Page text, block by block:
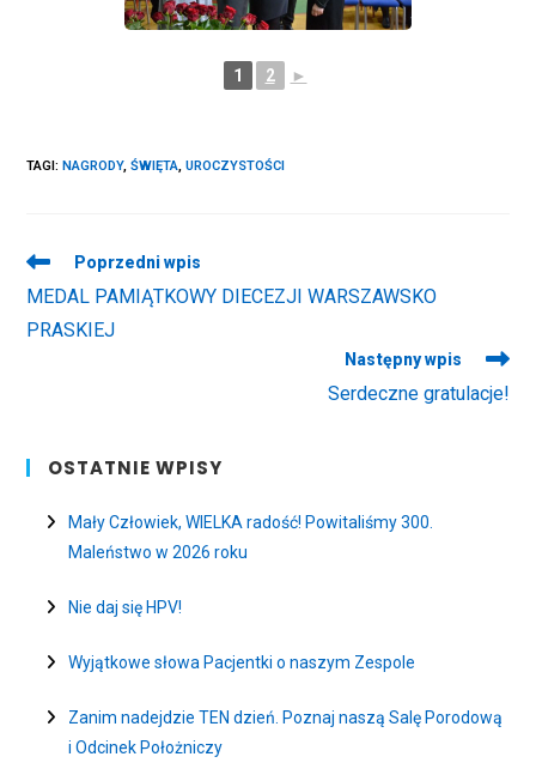
1 2 ►
TAGI:NAGRODY, ŚWIĘTA, UROCZYSTOŚCI
Read
articles
Poprzedni wpis
MEDAL PAMIĄTKOWY DIECEZJI WARSZAWSKO
PRASKIEJ
Następny wpis
Serdeczne gratulacje!
OSTATNIE WPISY
Mały Człowiek, WIELKA radość! Powitaliśmy 300.
Maleństwo w 2026 roku
Nie daj się HPV!
Wyjątkowe słowa Pacjentki o naszym Zespole
Zanim nadejdzie TEN dzień. Poznaj naszą Salę Porodową
i Odcinek Położniczy